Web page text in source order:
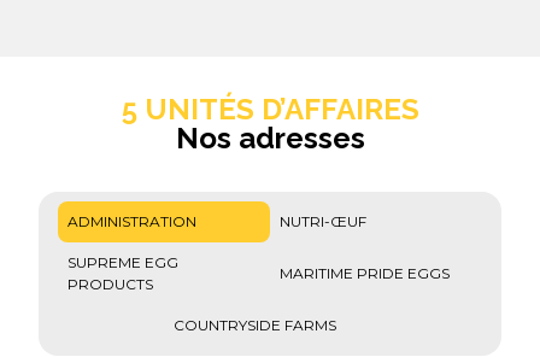
5 UNITÉS D’AFFAIRES
Nos adresses
ADMINISTRATION NUTRI-ŒUF
SUPREME EGG
PRODUCTS
MARITIME PRIDE EGGS
COUNTRYSIDE FARMS